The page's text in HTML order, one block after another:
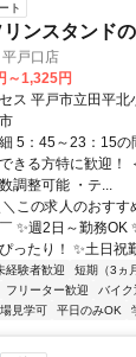
ト
ンスタンド
戸口店
～1,325円
ス 平戸市立田平北
5：45～23：15
きる方特に歓迎！
調整可能 ・テ...
この求人のおす
✨週2日～勤務OK
ったり！ ✨土日祝
経験者歓迎 短期（3ヵ
フリーター歓迎 バイ
見学可 平日のみOK